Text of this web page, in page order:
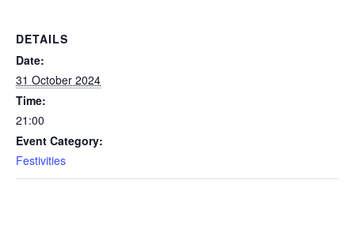
DETAILS
Date:
31 October 2024
Time:
21:00
Event Category:
Festivities